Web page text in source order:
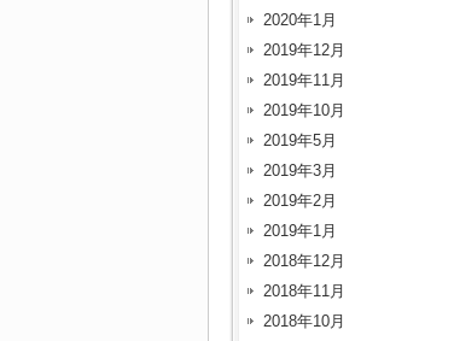
2020年1月
2019年12月
2019年11月
2019年10月
2019年5月
2019年3月
2019年2月
2019年1月
2018年12月
2018年11月
2018年10月